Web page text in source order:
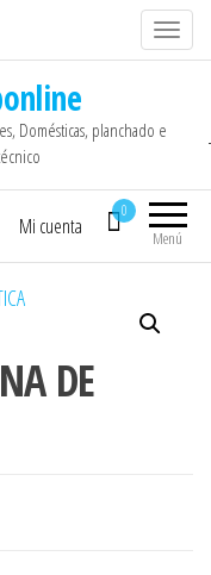
C
a
a
r
n
Domésticas, planchado e
Menú
0
Mi cuenta
DE